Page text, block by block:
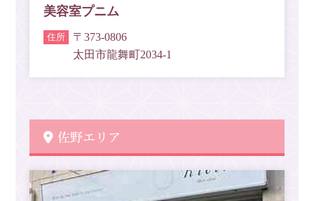
美容室プニム
〒373-0806
太田市龍舞町2034-1
佐野エリア